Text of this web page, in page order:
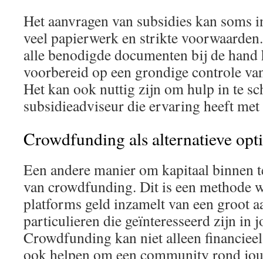
Het aanvragen van subsidies kan
veel papierwerk en strikte
alle benodigde documenten bij de hand
voorbereid op een grondige controle
Het kan ook nuttig zijn om hulp in te
subsidieadviseur die ervaring heeft
Crowdfunding als alternatieve
Een andere manier om kapitaal binnen
van crowdfunding. Dit is een methode
platforms geld inzamelt van een groot
particulieren die geïnteresseerd zijn in
Crowdfunding kan niet alleen
ook helpen om een community rond